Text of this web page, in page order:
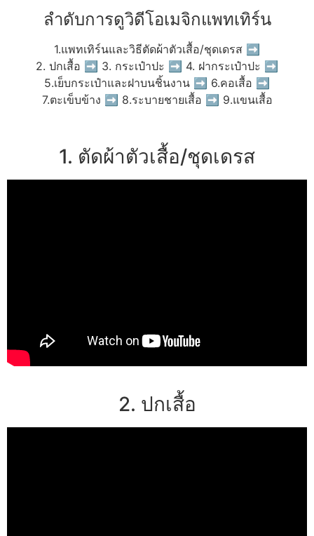
ลำดับการดูวิดีโอเมจิกแพทเทิร์น
1.แพทเทิร์นและวิธีตัดผ้าตัวเสื้อ/ชุดเดรส ➡
2. ปกเสื้อ ➡ 3. กระเป๋าปะ ➡ 4. ฝากระเป๋าปะ ➡
5.เย็บกระเป๋าและฝาบนชิ้นงาน ➡ 6.คอเสื้อ ➡
7.ตะเข็บข้าง ➡ 8.ระบายชายเสื้อ ➡ 9.แขนเสื้อ
1. ตัดผ้าตัวเสื้อ/ชุดเดรส
2. ปกเสื้อ